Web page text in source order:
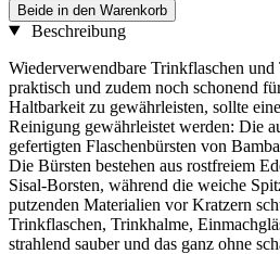
Beide in den Warenkorb
Beschreibung
Wiederverwendbare Trinkflaschen
praktisch und zudem noch schonend
Haltbarkeit zu gewährleisten, sollte
Reinigung gewährleistet werden: Die
gefertigten Flaschenbürsten von
Die Bürsten bestehen aus rostfreiem
Sisal-Borsten, während die weiche
putzenden Materialien vor Kratzern
Trinkflaschen, Trinkhalme,
strahlend sauber und das ganz ohne